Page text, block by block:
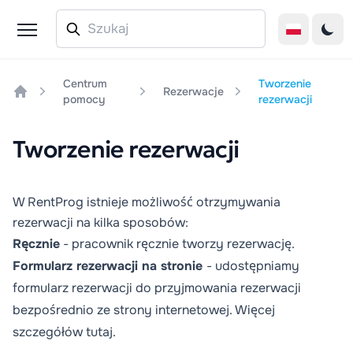
Centrum
pomocy
Rezerwacje
Tworzenie
rezerwacji
Tworzenie rezerwacji
W RentProg istnieje możliwość otrzymywania
rezerwacji na kilka sposobów:
Ręcznie - pracownik ręcznie tworzy rezerwację.
Formularz rezerwacji na stronie - udostępniamy
formularz rezerwacji do przyjmowania rezerwacji
bezpośrednio ze strony internetowej. Więcej
szczegółówtutaj.